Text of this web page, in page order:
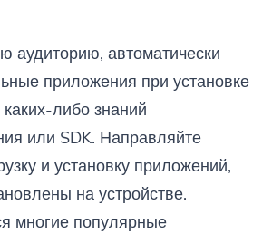
приложения при установке
либо знаний
или SDK. Направляйте
и установку приложений,
на устройстве.
многие популярные
даже можете добавить свои